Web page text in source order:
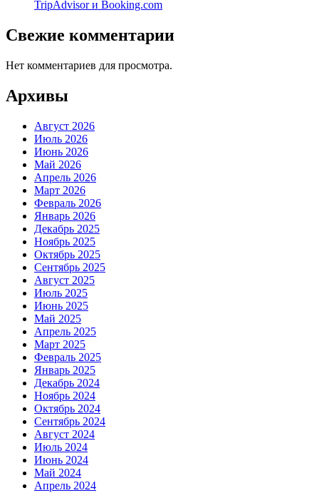
TripAdvisor и Booking.com
Свежие комментарии
Нет комментариев для просмотра.
Архивы
Август 2026
Июль 2026
Июнь 2026
Май 2026
Апрель 2026
Март 2026
Февраль 2026
Январь 2026
Декабрь 2025
Ноябрь 2025
Октябрь 2025
Сентябрь 2025
Август 2025
Июль 2025
Июнь 2025
Май 2025
Апрель 2025
Март 2025
Февраль 2025
Январь 2025
Декабрь 2024
Ноябрь 2024
Октябрь 2024
Сентябрь 2024
Август 2024
Июль 2024
Июнь 2024
Май 2024
Апрель 2024